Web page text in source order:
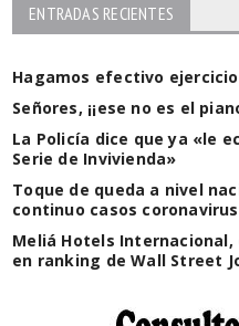
ENTRADAS RECIENTES
Hagamos efectivo
Señores, ¡¡ese no es el
La Policía dice que ya «le
Serie de Invivienda»
Toque de queda a nivel
continuo casos coronavirus
Meliá Hotels
en ranking de Wall Street